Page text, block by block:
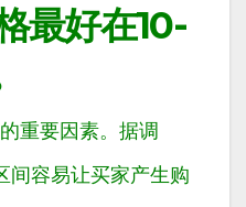
最好在10-
重要因素。据调
间容易让买家产生购